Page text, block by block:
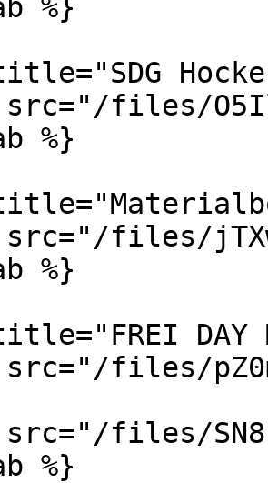
%}
files/
%}
files/
%}
DAY
files/
files/
%}